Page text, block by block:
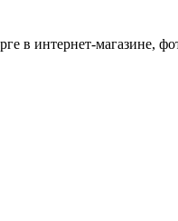
в интернет-магазине,